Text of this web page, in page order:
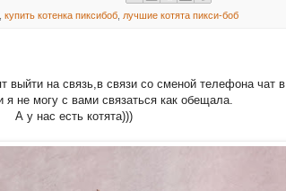
купить котенка пиксибоб лучшие котята пикси-боб
выйти на связь,в связи со сменой телефона чат в
я не могу с вами связаться как обещала.
А у нас есть котята)))